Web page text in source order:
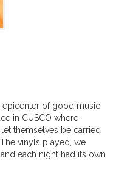
epicenter of good music
in CUSCO where
themselves be carried
vinyls played, we
each night had its own